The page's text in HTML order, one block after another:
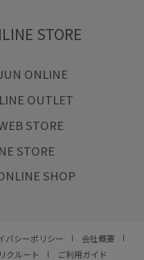
STORE
ONLINE
OUTLET
STORE
STORE
SHOP
バシーポリシー
会社概要
リクルート ご利用ガイド